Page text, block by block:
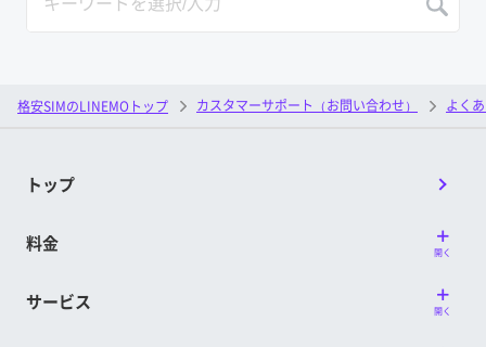
格安SIMのLINEMOトップ カスタマーサポート（お問い合わせ） よく
トップ
料金 開く
サービス 開く